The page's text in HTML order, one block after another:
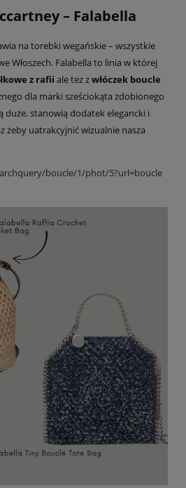
– Falabella
na torebki wegańskie – wszystkie
Włoszech. Falabella to linia w której
z rafii ale tez zwłóczek boucle
dla marki sześciokąta zdobionego
duże, stanowią dodatek elegancki i
żeby uatrakcyjnić wizualnie nasza
boucle/1/phot/5?url=boucle